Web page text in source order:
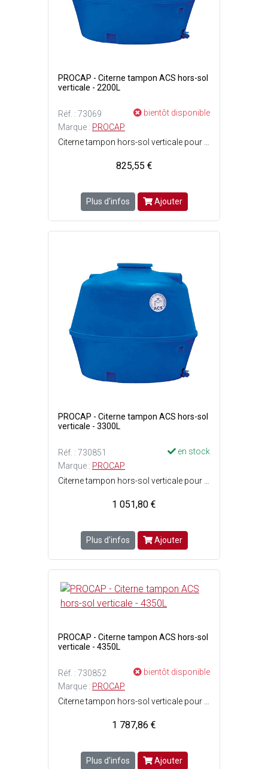
PROCAP - Citerne tampon ACS hors-sol
verticale - 2200L
Réf. : 73069
bientôt disponible
Marque : PROCAP
825,55 €
Plus d'infos Ajouter
PROCAP - Citerne tampon ACS hors-sol
verticale - 3300L
Réf. : 730851
en stock
Marque : PROCAP
1 051,80 €
Plus d'infos Ajouter
PROCAP - Citerne tampon ACS hors-sol
verticale - 4350L
Réf. : 730852
bientôt disponible
Marque : PROCAP
1 787,86 €
Plus d'infos Ajouter